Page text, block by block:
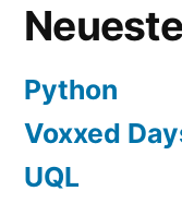
Python
Voxxed
UQL